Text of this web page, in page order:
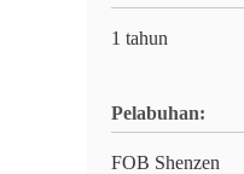
1 tahun
Pelabuhan:
FOB Shenzen